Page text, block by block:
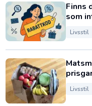
Finns
som
Livsstil
Livsstil